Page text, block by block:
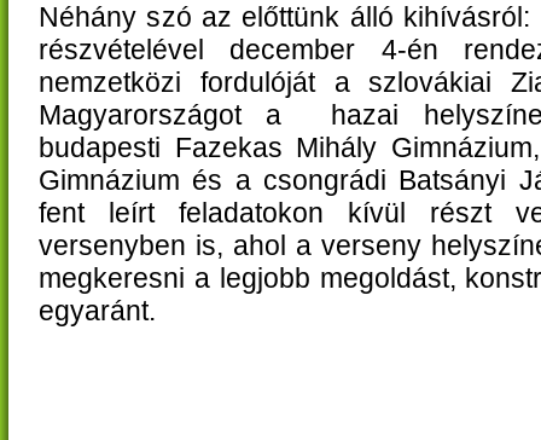
Néhány szó az előttünk álló
részvételével december 4-én
nemzetközi fordulóját a szlovákiai
Magyarországot a hazai
budapesti Fazekas Mihály
Gimnázium és a csongrádi Batsányi
fent leírt feladatokon kívül részt
versenyben is, ahol a verseny
megkeresni a legjobb megoldást,
egyaránt.